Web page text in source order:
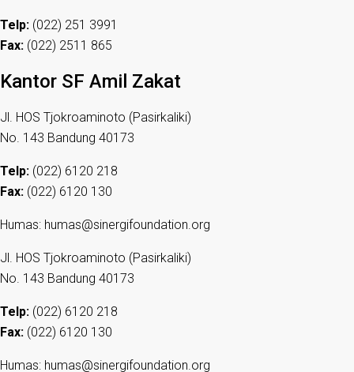
Telp: (022) 251 3991
Fax: (022) 2511 865
Kantor SF Amil Zakat
Jl. HOS Tjokroaminoto (Pasirkaliki)
No. 143 Bandung 40173
Telp: (022) 6120 218
Fax: (022) 6120 130
Humas: humas@sinergifoundation.org
Jl. HOS Tjokroaminoto (Pasirkaliki)
No. 143 Bandung 40173
Telp: (022) 6120 218
Fax: (022) 6120 130
Humas: humas@sinergifoundation.org